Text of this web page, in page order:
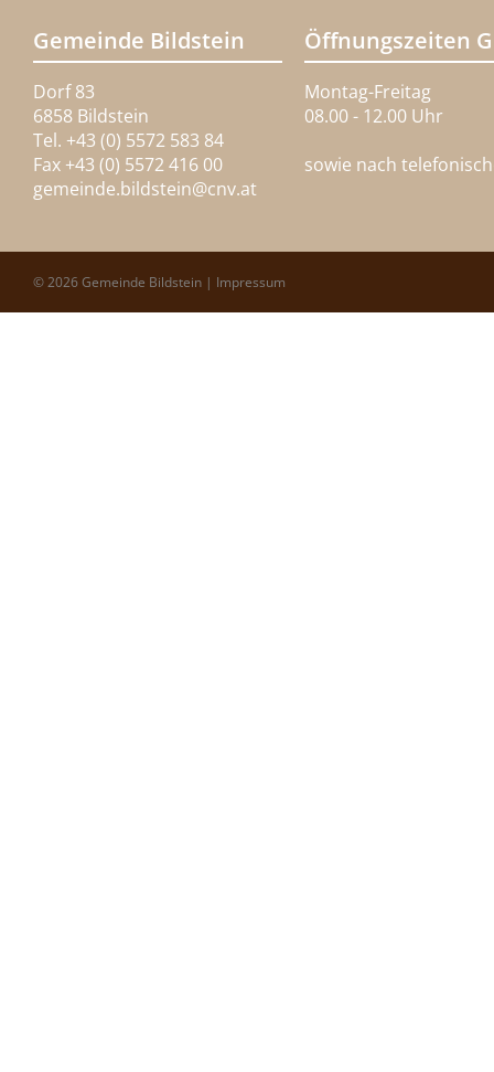
Gemeinde Bildstein
Dorf 83
6858 Bildstein
Tel. +43 (0) 5572 583 84
Fax +43 (0) 5572 416 00
gemeinde.bildstein@cnv.at
Öffnungszeiten
Montag-Freitag
08.00 - 12.00 Uhr
sowie nach
© 2026 Gemeinde Bildstein | Impressum